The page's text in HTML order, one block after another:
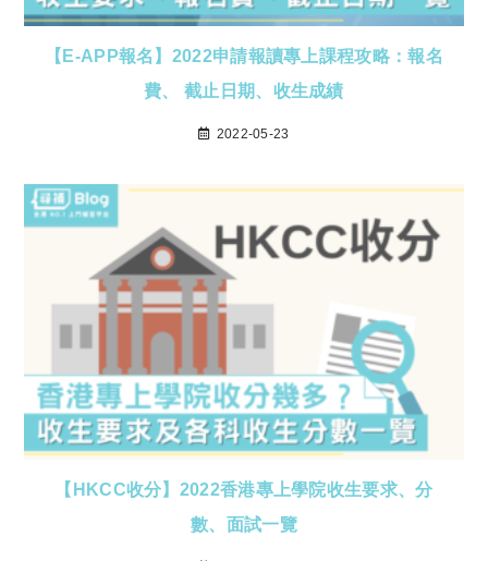
【E-APP報名】2022申請報讀專上課程攻略：報名
費、 截止日期、收生成績
2022-05-23
【HKCC收分】2022香港專上學院收生要求、分
數、面試一覽